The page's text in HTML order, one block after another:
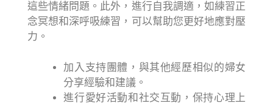
這些情緒問題。此外，進行自我調適，如練習正
念冥想和深呼吸練習，可以幫助您更好地應對壓
力。
加入支持團體，與其他經歷相似的婦女
分享經驗和建議。
進行愛好活動和社交互動，保持心理上